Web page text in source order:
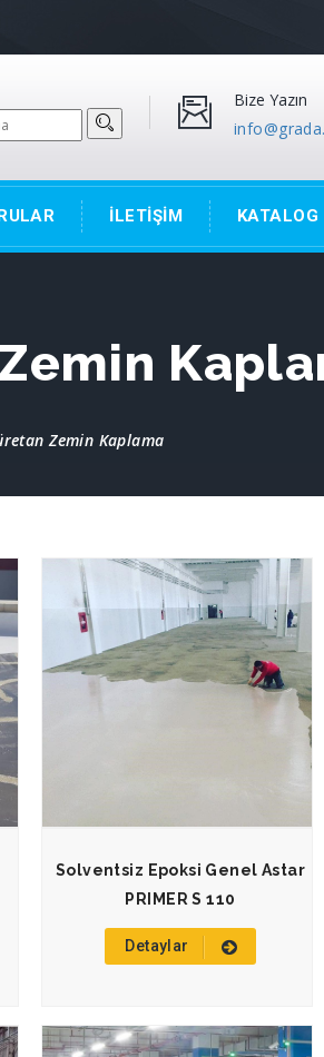
Bize Yazın
İLETİŞİM KATALOG
Zemin Kaplama
Solventsiz Epoksi Genel Astar
PRIMER S 110
Detaylar